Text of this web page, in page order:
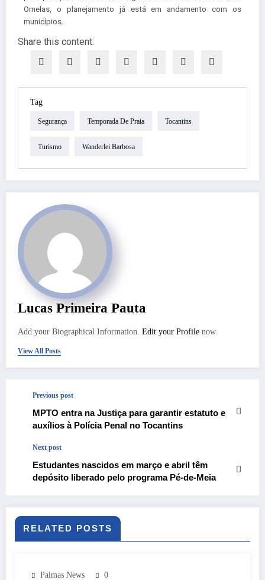
Ornelas, o planejamento já está em andamento com os
municípios.
Share this content:
Tag
Segurança Temporada De Praia Tocantins
Turismo Wanderlei Barbosa
Lucas Primeira Pauta
Add your Biographical Information. Edit your Profile now.
View All Posts
Previous post
MPTO entra na Justiça para garantir estatuto e
auxílios à Polícia Penal no Tocantins
Next post
Estudantes nascidos em março e abril têm
depósito liberado pelo programa Pé-de-Meia
RELATED POSTS
Palmas News 0